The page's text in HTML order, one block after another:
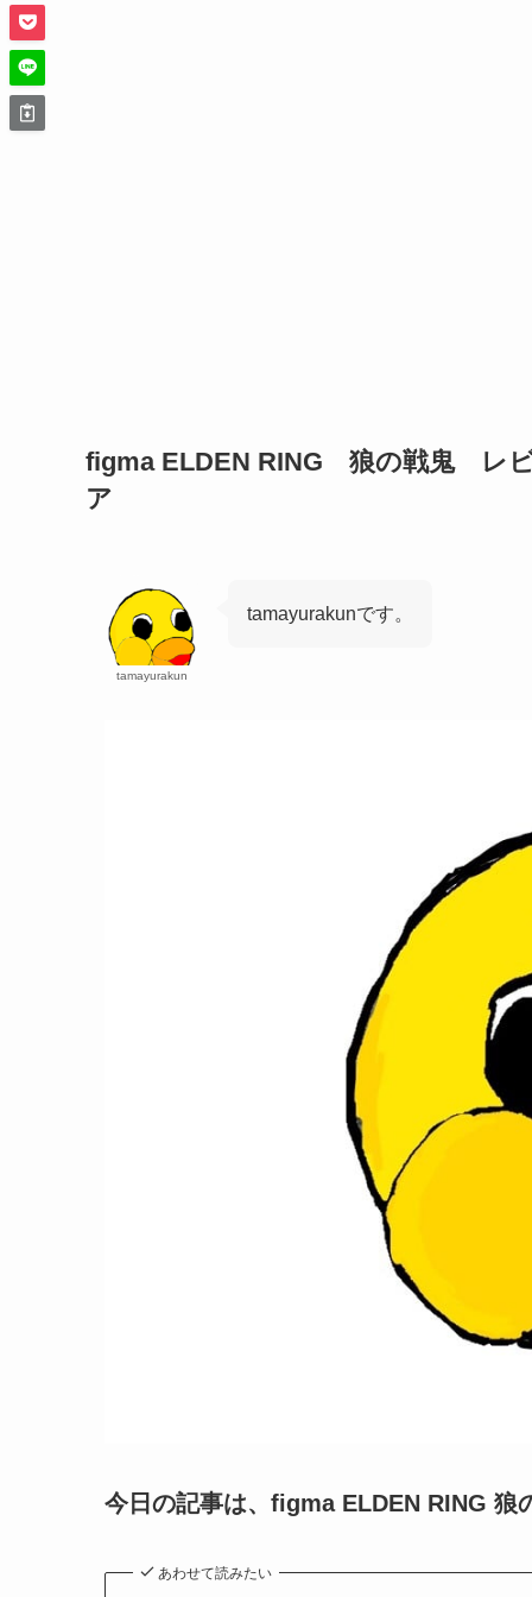
figma ELDEN RING 狼の戦鬼 レ
ア
tamayurakun
tamayurakunです。
今日の記事は、figma ELDEN RING 狼
あわせて読みたい